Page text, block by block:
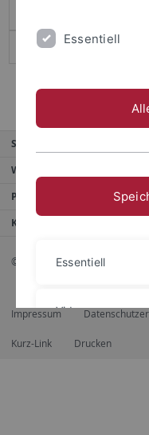
Service
Weitere Angebote
Portale
Kontaktinfo
© 2026 Eberhard Karls
Impressum
Kurz-Link Drucken
Essentiell
Essentiell
Videos